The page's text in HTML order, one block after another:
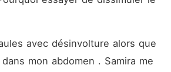
avec désinvolture alors que
mon abdomen . Samira me